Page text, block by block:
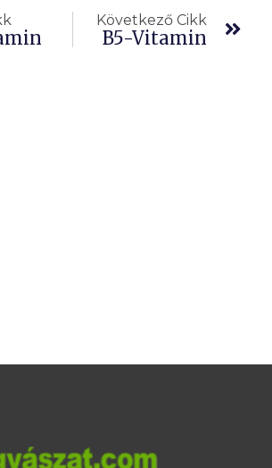
Következő Cikk
B5-Vitamin